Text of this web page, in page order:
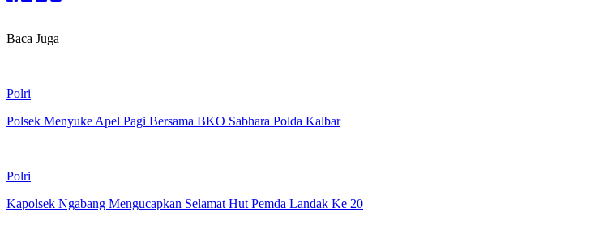
Baca Juga
Polri
Polsek Menyuke Apel Pagi Bersama BKO Sabhara Polda Kalbar
Polri
Kapolsek Ngabang Mengucapkan Selamat Hut Pemda Landak Ke 20